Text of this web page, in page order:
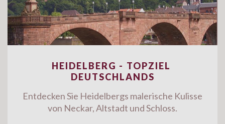
HEIDELBERG - TOPZIEL
DEUTSCHLANDS
Entdecken Sie Heidelbergs malerische Kulisse
von Neckar, Altstadt und Schloss.